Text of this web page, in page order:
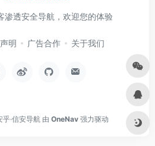
透安全导航，欢迎您的体验
明 广告合作 关于我们
乎·信安导航由 OneNav 强力驱动